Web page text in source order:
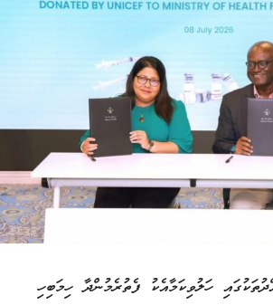
ހަލުވިކަމާއެކު ފެތުރެމުންދާ ހިމަބިހި